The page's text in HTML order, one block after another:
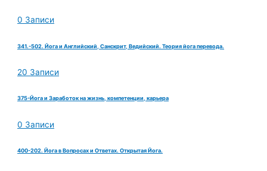
0 Записи
341.-502. Йога и Английский, Санскрит, Ведийский. Теория йога перевода.
20 Записи
375-Йога и Заработок на жизнь, компетенции, карьера
0 Записи
400-202. Йога в Вопросах и Ответах. Открытая Йога.